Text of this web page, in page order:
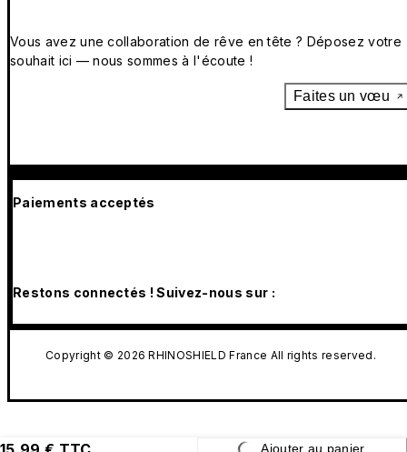
Ajouter au panier
Vous avez une collaboration de rêve en tête ? Déposez votre
souhait ici — nous sommes à l'écoute !
Faites un vœu
Paiements acceptés
Restons connectés ! Suivez-nous sur :
Copyright © 2026 RHINOSHIELD France All rights reserved.